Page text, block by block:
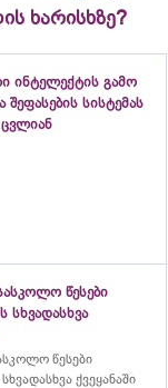
ხარისხზე?
ინტელექტის გამო
შეფასების სისტემას
ცვლიან
წესები
წესები
ქვეყანაში